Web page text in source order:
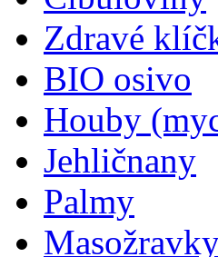
Zdravé
BIO osivo
Houby
Jehličnany
Palmy